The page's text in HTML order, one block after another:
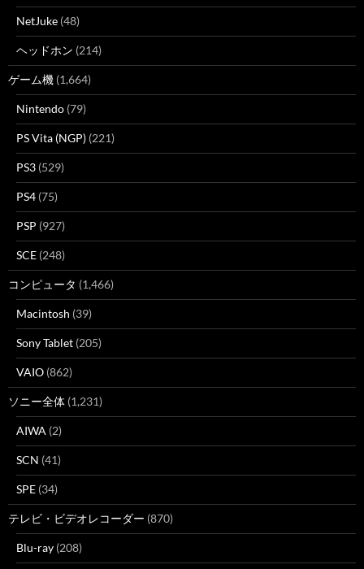
NetJuke (48)
ヘッドホン (214)
ゲーム機 (1,664)
Nintendo (79)
PS Vita (NGP) (221)
PS3 (529)
PS4 (75)
PSP (927)
SCE (248)
コンピュータ (1,466)
Macintosh (39)
Sony Tablet (205)
VAIO (862)
ソニー全体 (1,231)
AIWA (2)
SCN (41)
SPE (34)
テレビ・ビデオレコーダー (870)
Blu-ray (208)